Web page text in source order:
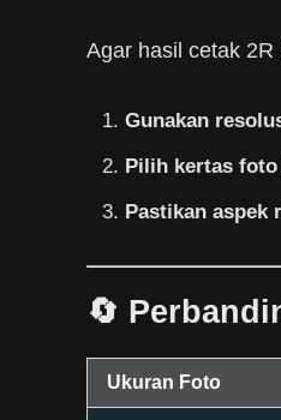
Agar hasil cetak
Gunakan
Pilih kertas
Pastikan aspek
🔄
Ukuran Foto